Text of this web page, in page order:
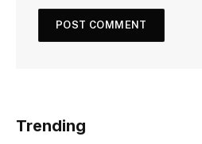
Trending